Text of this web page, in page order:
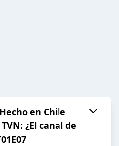
en Chile
¿El canal de